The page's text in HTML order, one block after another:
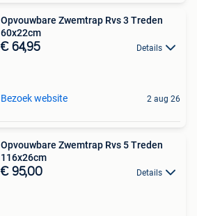
Opvouwbare Zwemtrap Rvs 3 Treden
60x22cm
€ 64,95 Details
Bezoek website 2 aug 26
Opvouwbare Zwemtrap Rvs 5 Treden
116x26cm
€ 95,00 Details